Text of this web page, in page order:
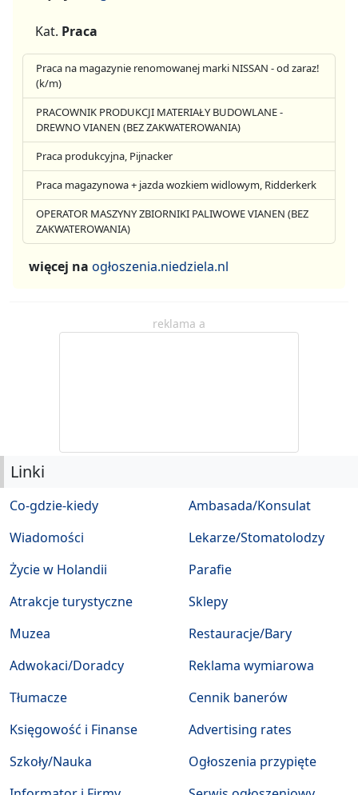
Kat. Praca
Praca na magazynie renomowanej marki NISSAN - od zaraz!
(k/m)
PRACOWNIK PRODUKCJI MATERIAŁY BUDOWLANE -
DREWNO VIANEN (BEZ ZAKWATEROWANIA)
Praca produkcyjna, Pijnacker
Praca magazynowa + jazda wozkiem widlowym, Ridderkerk
OPERATOR MASZYNY ZBIORNIKI PALIWOWE VIANEN (BEZ
ZAKWATEROWANIA)
więcej na ogłoszenia.niedziela.nl
reklama a
Linki
Co-gdzie-kiedy
Wiadomości
Życie w Holandii
Atrakcje turystyczne
Muzea
Ambasada/Konsulat
Lekarze/Stomatolodzy
Parafie
Sklepy
Restauracje/Bary
Adwokaci/Doradcy
Tłumacze
Księgowość i Finanse
Szkoły/Nauka
Reklama wymiarowa
Cennik banerów
Advertising rates
Ogłoszenia przypięte